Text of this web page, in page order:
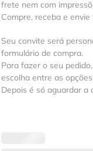
frete nem com
Compre, receba e
Seu convite será
formulário de compra.
Para fazer o seu
escolha entre as
Depois é só aguardar